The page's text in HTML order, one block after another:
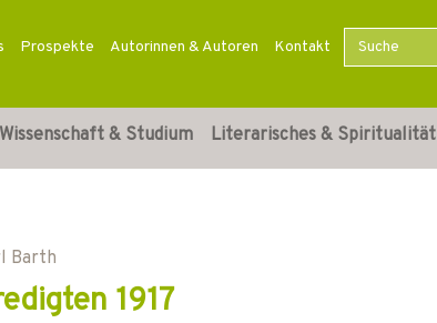
Prospekte Autorinnen & Autoren Kontakt
Wissenschaft & Studium Literarisches & Spiritualität
Barth
1917